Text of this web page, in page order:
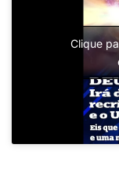
Clique